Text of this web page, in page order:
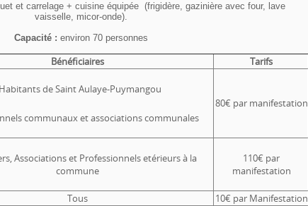
et carrelage + cuisine équipée (frigidère, gazinière avec four, lave
vaisselle, micor-onde).
Capacité : environ 70 personnes
Bénéficiaires Tarifs
de Saint Aulaye-Puymangou
communaux et associations communales
80€ par manifestation
Associations et Professionnels etérieurs à la
commune
110€ par
manifestation
Tous
10€ par Manifestation